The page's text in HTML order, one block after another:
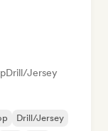
Drill/Jersey
Drill/Jersey